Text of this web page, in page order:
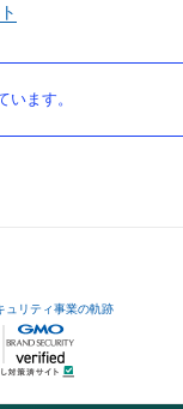
ます。
ュリティ事業の軌跡